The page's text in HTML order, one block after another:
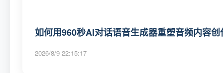
如何用960秒AI对话语音生成器重塑音频内容创
2026/8/9 22:15:17